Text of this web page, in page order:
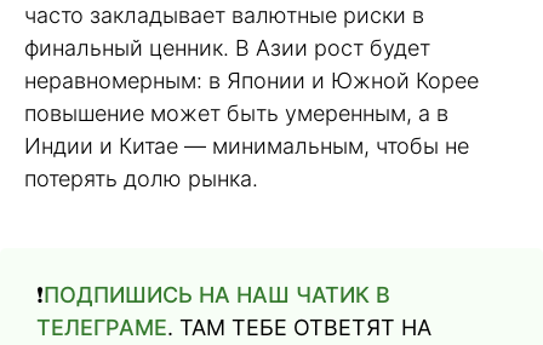
часто закладывает валютные риски в
финальный ценник. В Азии рост будет
неравномерным: в Японии и Южной Корее
повышение может быть умеренным, а в
Индии и Китае — минимальным, чтобы не
потерять долю рынка.
❗️ПОДПИШИСЬ НА НАШ ЧАТИК В
ТЕЛЕГРАМЕ. ТАМ ТЕБЕ ОТВЕТЯТ НА